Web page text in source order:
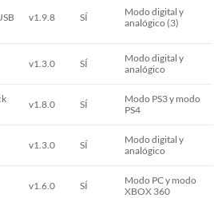
v1.9.8 SÍ
Modo digital y
analógico (3)
v1.3.0 SÍ
Modo digital y
analógico
v1.8.0 SÍ
Modo PS3 y modo
PS4
v1.3.0 SÍ
Modo digital y
analógico
v1.6.0 SÍ
Modo PC y modo
XBOX 360